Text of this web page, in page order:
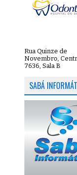
Rua Quinze de
Novembro,
7636, Sala B
SABÁ